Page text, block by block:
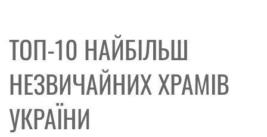
ТОП-10 НАЙБІЛЬШ
НЕЗВИЧАЙНИХ ХРАМІВ
УКРАЇНИ